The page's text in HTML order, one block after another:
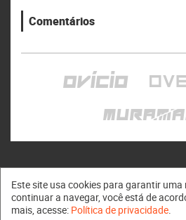
Comentários
Muramasa © 2011
Este site usa cookies para garantir uma
continuar a navegar, você está de
mais, acesse: Política de privacidade.